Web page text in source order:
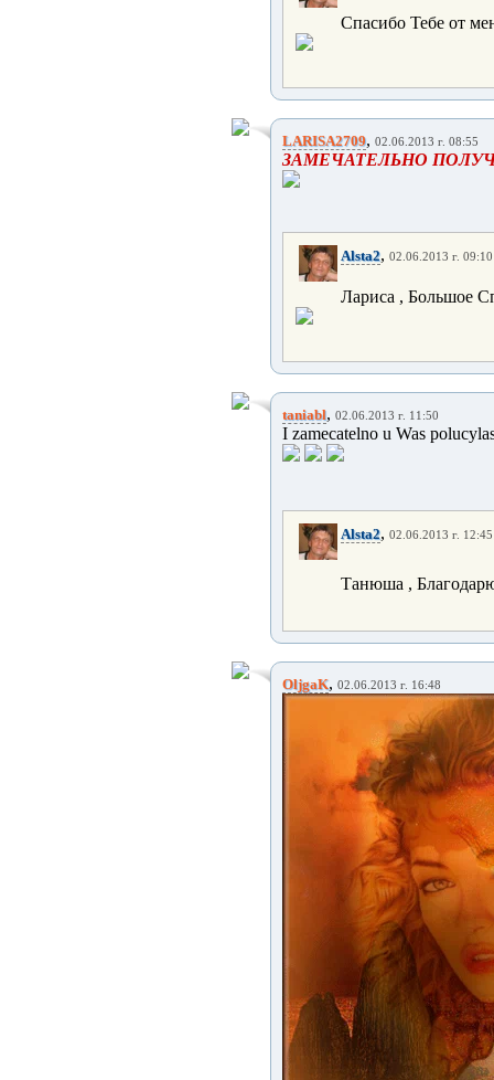
Спасибо Тебе от
LARISA2709, 02.06.2013 г. 08:55
ЗАМЕЧАТЕЛЬНО
Alsta2, 02.06.2013 г. 09:10
Лариса , Большое
taniabl, 02.06.2013 г. 11:50
I zamecatelno u Was
Alsta2, 02.06.2013 г. 12:45
Танюша ,
OljgaK, 02.06.2013 г. 16:48